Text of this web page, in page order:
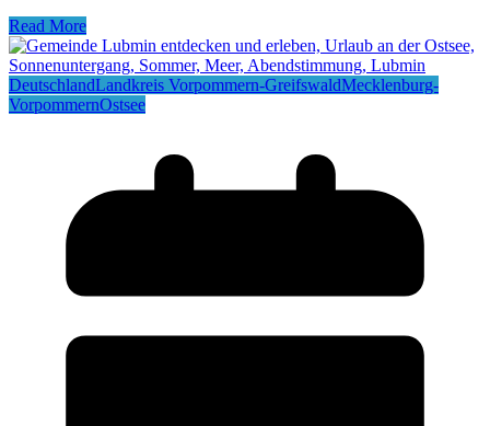
Read More
DeutschlandLandkreis Vorpommern-GreifswaldMecklenburg-
VorpommernOstsee